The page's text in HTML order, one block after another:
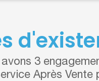
3
Après